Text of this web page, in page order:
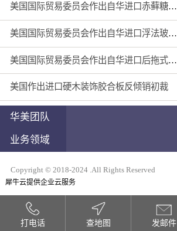
美国国际贸易委员会作出自华进口赤藓糖醇双反产业损害终裁
美国国际贸易委员会作出自华进口浮法玻璃制品双反产业损害终裁
美国国际贸易委员会作出自华进口后拖式草地维护设备及相关零部件第三次反倾销日落复审产业损害终裁
美国作出进口硬木装饰胶合板反倾销初裁
华美团队
业务领域
Copyright © 2018-2024 .All Rights Reserved
犀牛云提供企业云服务
打电话 查地图 发邮件